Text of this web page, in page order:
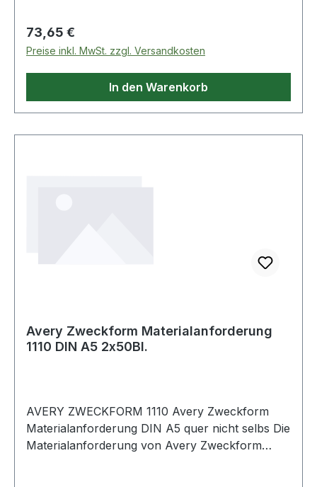
Regulärer Preis:
73,65 €
Preise inkl. MwSt. zzgl. Versandkosten
In den Warenkorb
Avery Zweckform Materialanforderung
1110 DIN A5 2x50Bl.
AVERY ZWECKFORM 1110 Avery Zweckform
Materialanforderung DIN A5 quer nicht selbs Die
Materialanforderung von Avery Zweckform